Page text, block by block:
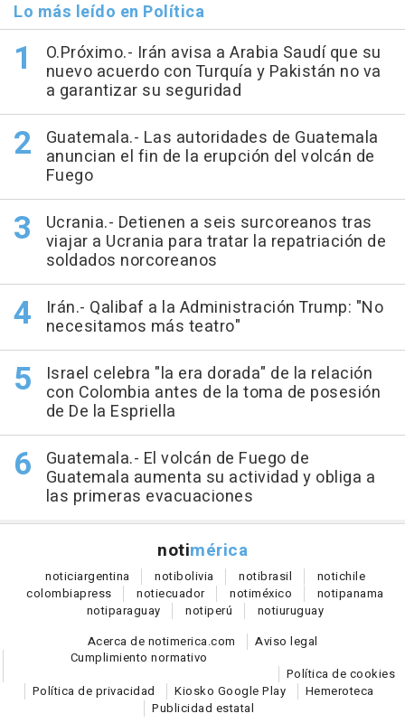
Lo más leído en Política
O.Próximo.- Irán avisa a Arabia Saudí que su
nuevo acuerdo con Turquía y Pakistán no va
a garantizar su seguridad
Guatemala.- Las autoridades de Guatemala
anuncian el fin de la erupción del volcán de
Fuego
Ucrania.- Detienen a seis surcoreanos tras
viajar a Ucrania para tratar la repatriación de
soldados norcoreanos
Irán.- Qalibaf a la Administración Trump: "No
necesitamos más teatro"
Israel celebra "la era dorada" de la relación
con Colombia antes de la toma de posesión
de De la Espriella
Guatemala.- El volcán de Fuego de
Guatemala aumenta su actividad y obliga a
las primeras evacuaciones
notimérica
noticiargentina notibolivia notibrasil notichile
colombiapress notiecuador notiméxico notipanama
notiparaguay notiperú notiuruguay
Acerca de notimerica.com
Aviso legal
Cumplimiento normativo
Política de cookies
Política de privacidad
Kiosko Google Play
Hemeroteca
Publicidad estatal